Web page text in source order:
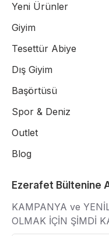
Yeni Ürünler
Giyim
Tesettür Abiye
Dış Giyim
Başörtüsü
Spor & Deniz
Outlet
Blog
Ezerafet Bültenine
KAMPANYA ve
OLMAK İÇİN ŞİMDİ